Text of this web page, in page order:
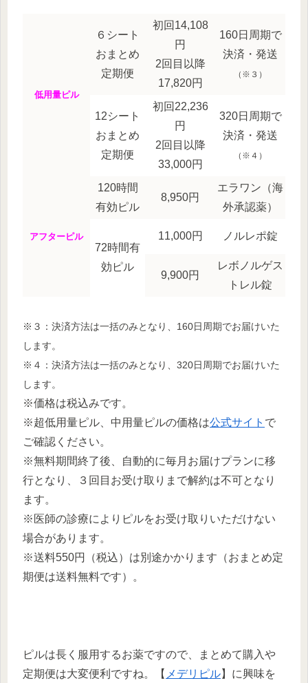
低用量ピル
６シート
おまとめ
定期便
初回14,108
円
2回目以降
17,820円
160日周期で
決済・発送
（※３）
12シート
おまとめ
定期便
初回22,236
円
2回目以降
33,000円
320日周期で
決済・発送
（※４）
アフターピル
120時間
有効ピル
8,950円
エラワン（海
外承認薬）
72時間有
効ピル
11,000円 ノルレポ錠
9,900円
レボノルゲス
トレル錠
※３：決済方法は一括のみとなり、160日周期でお届けいた
します。
※４：決済方法は一括のみとなり、320日周期でお届けいた
します。
※価格は税込みです。
※超低用量ピル、中用量ピルの価格は公式サイト で
ご確認ください。
※無料期間終了後、自動的に毎月お届けプランに移
行となり、３回目お受け取りまで解約は不可となり
ます。
※医師の診療によりピルをお受け取りいただけない
場合があります。
※送料550円（税込）は別途かかります（おまとめ定
期便は送料無料です）。
ピルは長く服用するお薬ですので、まとめて購入や
定期便は大変便利ですね。【 メデリピル】に興味を